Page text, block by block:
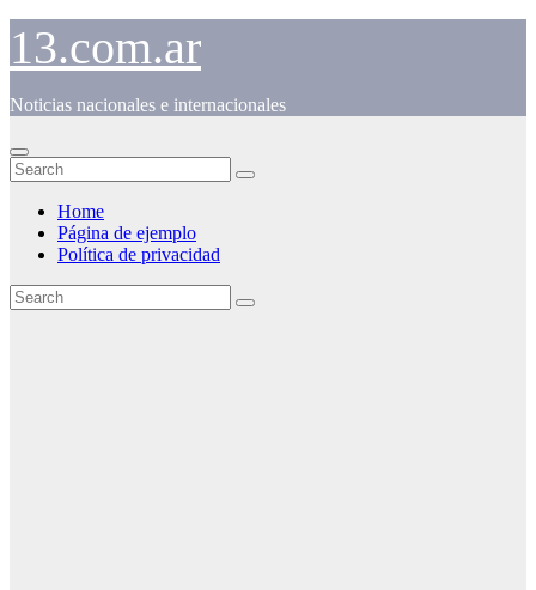
Skip
content
13.com.ar
Noticias nacionales e internacionales
Home
Página de ejemplo
Política de privacidad